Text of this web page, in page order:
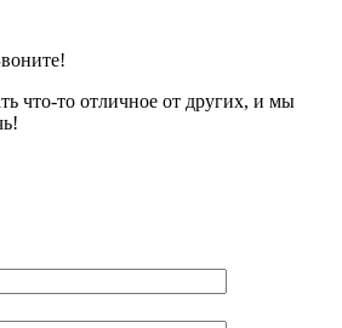
что-то отличное от других, и мы